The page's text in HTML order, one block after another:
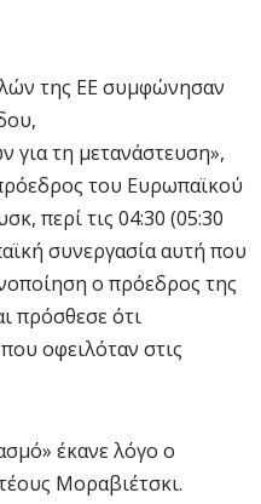
της ΕΕ συμφώνησαν
τη μετανάστευση»,
του Ευρωπαϊκού
περί τις 04:30 (05:30
συνεργασία αυτή που
ο πρόεδρος της
πρόσθεσε ότι
οφειλόταν στις
έκανε λόγο ο
Μοραβιέτσκι.